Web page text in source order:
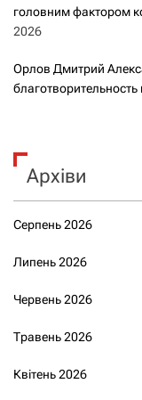
головним фактором
2026
Орлов Дмитрий
Архіви
Серпень 2026
Липень 2026
Червень 2026
Травень 2026
Квітень 2026